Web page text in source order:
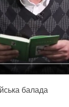
балада